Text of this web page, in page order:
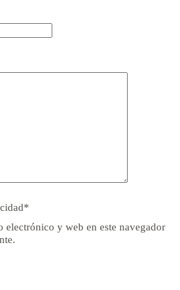
*
electrónico y web en este navegador